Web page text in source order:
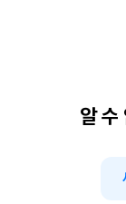
알 수